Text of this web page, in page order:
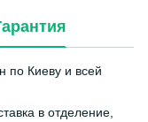
по Киеву и всей
в отделение,